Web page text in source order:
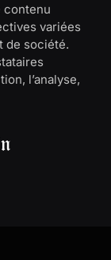
contenu
variées
de société.
l’analyse,